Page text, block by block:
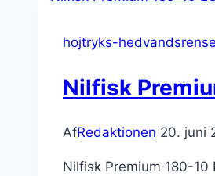
hojtryks-
Nilfisk
AfRedaktionen 20. juni
Nilfisk Premium 180-